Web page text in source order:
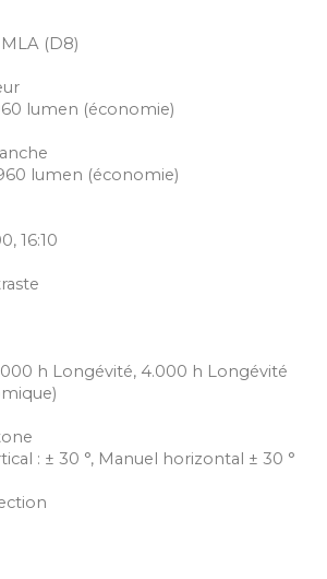
(D8)
lumen (économie)
lumen (économie)
16:10
h Longévité, 4.000 h Longévité
: ± 30 °, Manuel horizontal ± 30 °